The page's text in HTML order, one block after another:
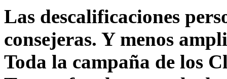
Las descalificaciones
consejeras. Y menos
Toda la campaña de los